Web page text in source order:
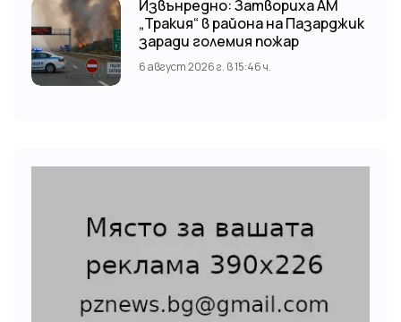
Извънредно: Затвориха АМ
„Тракия“ в района на Пазарджик
заради големия пожар
6 август 2026 г. в 15:46 ч.